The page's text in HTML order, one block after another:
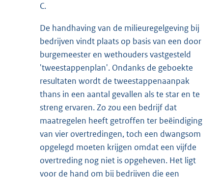
C.
De handhaving van de milieuregelgeving bij
bedrijven vindt plaats op basis van een door
burgemeester en wethouders vastgesteld
'tweestappenplan'. Ondanks de geboekte
resultaten wordt de tweestappenaanpak
thans in een aantal gevallen als te star en te
streng ervaren. Zo zou een bedrijf dat
maatregelen heeft getroffen ter beëindiging
van vier overtredingen, toch een dwangsom
opgelegd moeten krijgen omdat een vijfde
overtreding nog niet is opgeheven. Het ligt
voor de hand om bij bedrijven die een